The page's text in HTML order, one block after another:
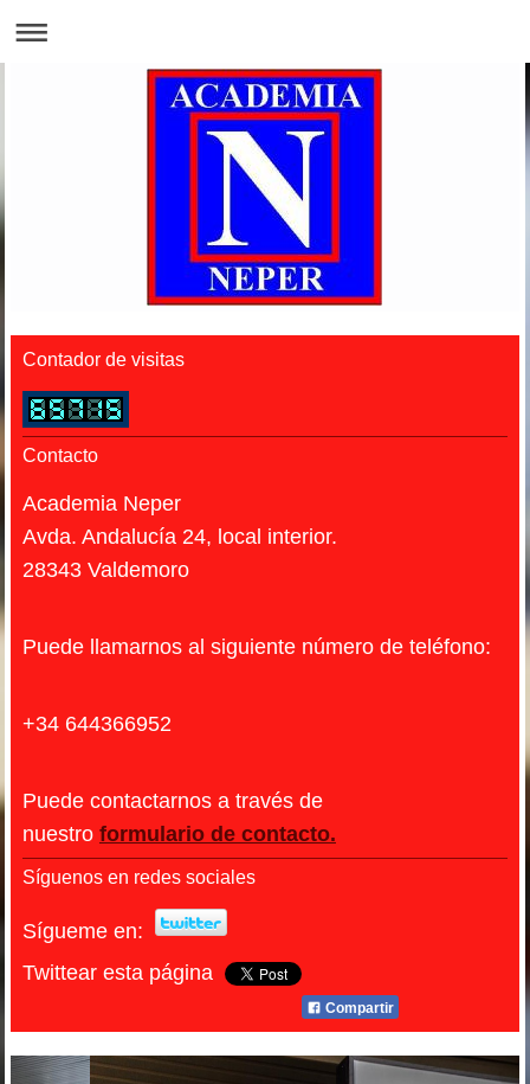
Contador de visitas
Contacto
Academia Neper
Avda. Andalucía 24, local interior.
28343 Valdemoro
Puede llamarnos al siguiente número de teléfono:
+34 644366952
Puede contactarnos a través de
nuestro formulario de contacto.
Síguenos en redes sociales
Sígueme en:
Twittear esta página
Compartir